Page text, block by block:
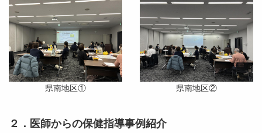
県南地区① 県南地区②
２．医師からの保健指導事例紹介